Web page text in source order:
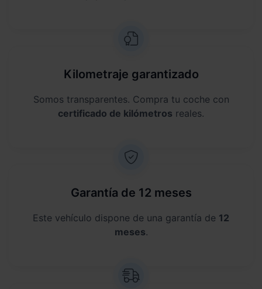
Kilometraje garantizado
Somos transparentes. Compra tu coche con
certificado de kilómetros reales.
Garantía de 12 meses
Este vehículo dispone de una garantía de 12
meses.